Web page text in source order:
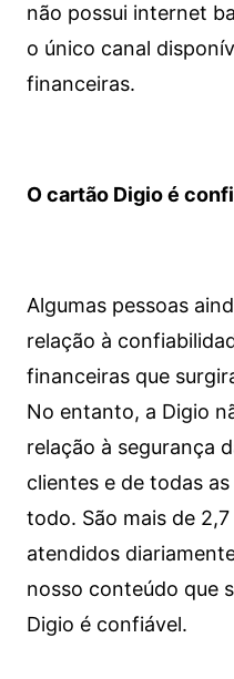
não possui internet
o único canal
financeiras.
O cartão Digio é
Algumas pessoas
relação à
financeiras que
No entanto, a Digio
relação à segurança
clientes e de todas
todo. São mais de
atendidos
nosso conteúdo que
Digio é confiável.